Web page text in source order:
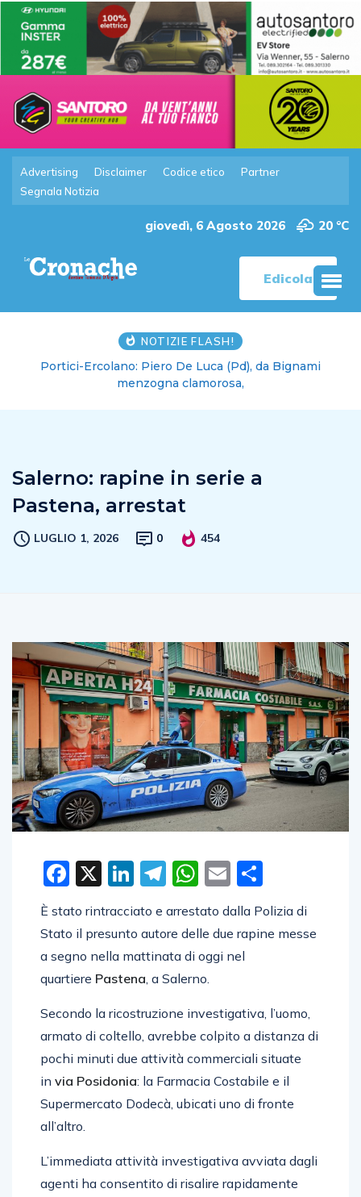
Advertising Disclaimer Codice etico
Partner
Segnala Notizia
giovedì, 6 Agosto 2026 20 °C
Edicola
NOTIZIE FLASH!
Portici-Ercolano: Piero De Luca (Pd), da Bignami
menzogna clamorosa,
Salerno: rapine in serie a
Pastena, arrestat
LUGLIO 1, 2026 0 454
Facebook
X LinkedIn
Telegram
WhatsApp
Email
È stato rintracciato e arrestato dalla Polizia di
Stato il presunto autore delle due rapine messe
a segno nella mattinata di oggi nel
quartiere Pastena, a Salerno.
Secondo la ricostruzione investigativa, l’uomo,
armato di coltello, avrebbe colpito a distanza di
pochi minuti due attività commerciali situate
in via Posidonia: la Farmacia Costabile e il
Supermercato Dodecà, ubicati uno di fronte
all’altro.
L’immediata attività investigativa avviata dagli
agenti ha consentito di risalire rapidamente